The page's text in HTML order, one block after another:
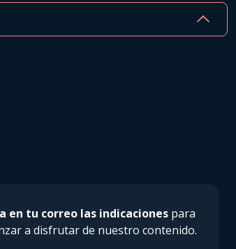
en tu correo las indicaciones para
a disfrutar de nuestro contenido.